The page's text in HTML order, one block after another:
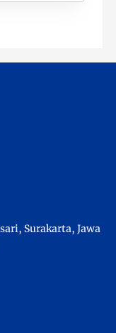
Surakarta, Jawa